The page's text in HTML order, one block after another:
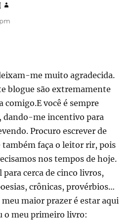
me muito agradecida.
blogue são extremamente
comigo.E você é sempre
dando-me incentivo para
Procuro escrever de
também faça o leitor rir, pois
nos tempos de hoje.
cerca de cinco livros,
crônicas, provérbios…
meu maior prazer é estar aqui
o meu primeiro livro: